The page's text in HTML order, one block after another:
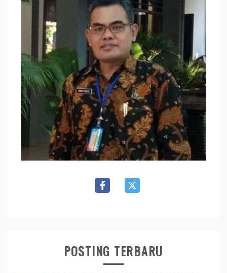
POSTING TERBARU